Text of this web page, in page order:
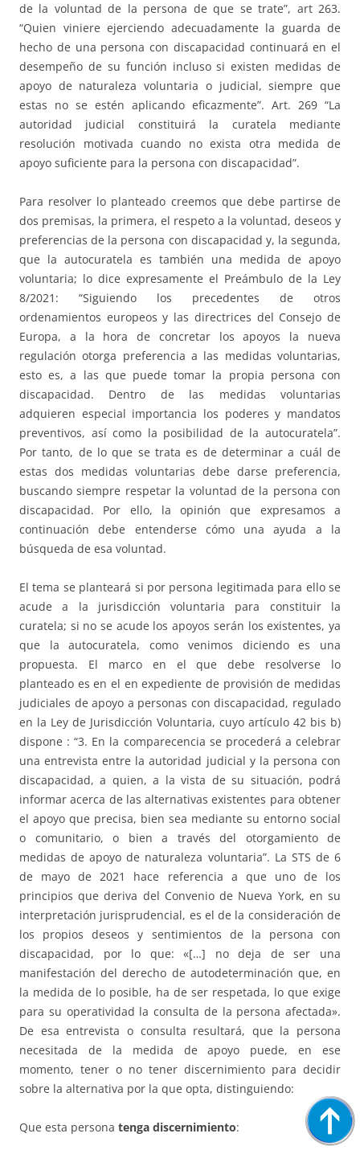
de la voluntad de la persona de que se trate”, art 263.
“Quien viniere ejerciendo adecuadamente la guarda de
hecho de una persona con discapacidad continuará en el
desempeño de su función incluso si existen medidas de
apoyo de naturaleza voluntaria o judicial, siempre que
estas no se estén aplicando eficazmente”. Art. 269 “La
autoridad judicial constituirá la curatela mediante
resolución motivada cuando no exista otra medida de
apoyo suficiente para la persona con discapacidad”.
Para resolver lo planteado creemos que debe partirse de
dos premisas, la primera, el respeto a la voluntad, deseos y
preferencias de la persona con discapacidad y, la segunda,
que la autocuratela es también una medida de apoyo
voluntaria; lo dice expresamente el Preámbulo de la Ley
8/2021: “Siguiendo los precedentes de otros
ordenamientos europeos y las directrices del Consejo de
Europa, a la hora de concretar los apoyos la nueva
regulación otorga preferencia a las medidas voluntarias,
esto es, a las que puede tomar la propia persona con
discapacidad. Dentro de las medidas voluntarias
adquieren especial importancia los poderes y mandatos
preventivos, así como la posibilidad de la autocuratela”.
Por tanto, de lo que se trata es de determinar a cuál de
estas dos medidas voluntarias debe darse preferencia,
buscando siempre respetar la voluntad de la persona con
discapacidad. Por ello, la opinión que expresamos a
continuación debe entenderse cómo una ayuda a la
búsqueda de esa voluntad.
El tema se planteará si por persona legitimada para ello se
acude a la jurisdicción voluntaria para constituir la
curatela; si no se acude los apoyos serán los existentes, ya
que la autocuratela, como venimos diciendo es una
propuesta. El marco en el que debe resolverse lo
planteado es en el en expediente de provisión de medidas
judiciales de apoyo a personas con discapacidad, regulado
en la Ley de Jurisdicción Voluntaria, cuyo artículo 42 bis b)
dispone : “3. En la comparecencia se procederá a celebrar
una entrevista entre la autoridad judicial y la persona con
discapacidad, a quien, a la vista de su situación, podrá
informar acerca de las alternativas existentes para obtener
el apoyo que precisa, bien sea mediante su entorno social
o comunitario, o bien a través del otorgamiento de
medidas de apoyo de naturaleza voluntaria”. La STS de 6
de mayo de 2021 hace referencia a que uno de los
principios que deriva del Convenio de Nueva York, en su
interpretación jurisprudencial, es el de la consideración de
los propios deseos y sentimientos de la persona con
discapacidad, por lo que: «[…] no deja de ser una
manifestación del derecho de autodeterminación que, en
la medida de lo posible, ha de ser respetada, lo que exige
para su operatividad la consulta de la persona afectada».
De esa entrevista o consulta resultará, que la persona
necesitada de la medida de apoyo puede, en ese
momento, tener o no tener discernimiento para decidir
sobre la alternativa por la que opta, distinguiendo:
Que esta persona tenga discernimiento: